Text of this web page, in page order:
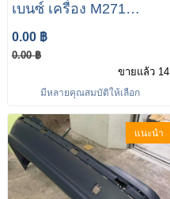
เบนซ์ เครื่อง M271
M271Evo รุ่น W203
W204 W207 CLK (
W209 ) W211 W212
เบอร์ 0 986 22A 201
|#คอยล์หัวเทียนเบนซ์
0.00 ฿
0.00 ฿
ขายแล้ว 14
มีหลายคุณสมบัติให้เลือก
แนะนำ